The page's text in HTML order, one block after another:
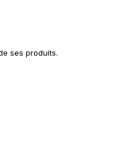
ses produits.